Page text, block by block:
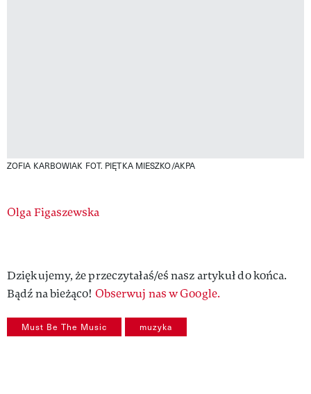
ZOFIA KARBOWIAK FOT. PIĘTKA MIESZKO/AKPA
Authors
Olga Figaszewska
Dziękujemy, że przeczytałaś/eś nasz artykuł do końca.
Bądź na bieżąco! Obserwuj nas w Google.
Must Be The Music muzyka